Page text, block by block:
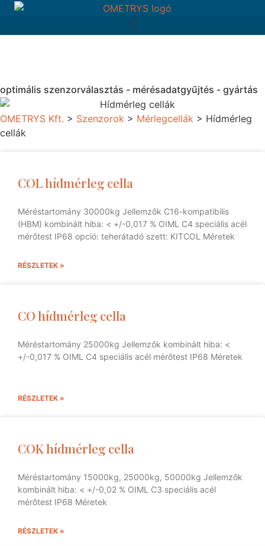
optimális szenzorválasztás - mérésadatgyűjtés - gyártás
OMETRYS Kft. > Szenzorok > Mérlegcellák > Hídmérleg
cellák
COL hídmérleg cella
Méréstartomány 30000kg Jellemzők C16-kompatibilis
(HBM) kombinált hiba: < +/-0,017 % OIML C4 speciális acél
mérőtest IP68 opció: teherátadó szett: KITCOL Méretek
RÉSZLETEK »
CO hídmérleg cella
Méréstartomány 25000kg Jellemzők kombinált hiba: <
+/-0,017 % OIML C4 speciális acél mérőtest IP68 Méretek
RÉSZLETEK »
COK hídmérleg cella
Méréstartomány 15000kg, 25000kg, 50000kg Jellemzők
kombinált hiba: < +/-0,02 % OIML C3 speciális acél
mérőtest IP68 Méretek
RÉSZLETEK »